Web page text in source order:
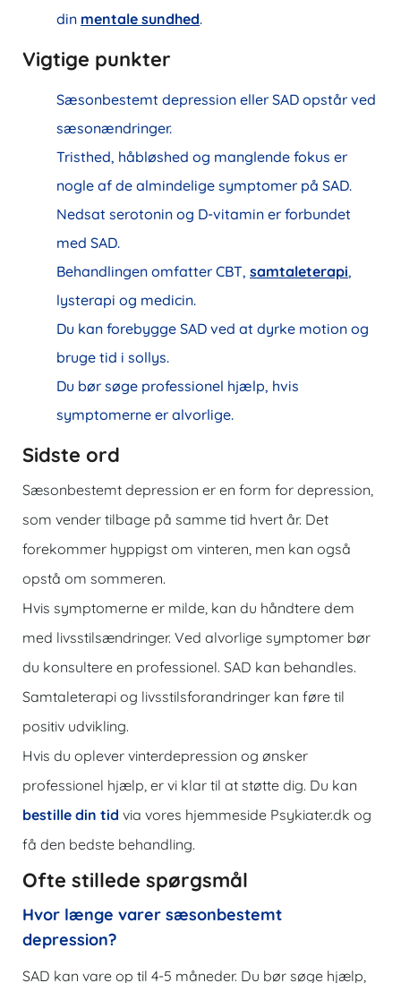
din mentale sundhed.
Vigtige punkter
Sæsonbestemt depression eller SAD opstår ved
sæsonændringer.
Tristhed, håbløshed og manglende fokus er
nogle af de almindelige symptomer på SAD.
Nedsat serotonin og D-vitamin er forbundet
med SAD.
Behandlingen omfatter CBT, samtaleterapi,
lysterapi og medicin.
Du kan forebygge SAD ved at dyrke motion og
bruge tid i sollys.
Du bør søge professionel hjælp, hvis
symptomerne er alvorlige.
Sidste ord
Sæsonbestemt depression er en form for depression,
som vender tilbage på samme tid hvert år. Det
forekommer hyppigst om vinteren, men kan også
opstå om sommeren.
Hvis symptomerne er milde, kan du håndtere dem
med livsstilsændringer. Ved alvorlige symptomer bør
du konsultere en professionel. SAD kan behandles.
Samtaleterapi og livsstilsforandringer kan føre til
positiv udvikling.
Hvis du oplever vinterdepression og ønsker
professionel hjælp, er vi klar til at støtte dig. Du kan
bestille din tid via vores hjemmeside Psykiater.dk og
få den bedste behandling.
Ofte stillede spørgsmål
Hvor længe varer sæsonbestemt
depression?
SAD kan vare op til 4-5 måneder. Du bør søge hjælp,